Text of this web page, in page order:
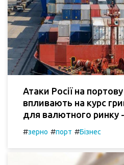
Атаки Росії на
впливають на курс
для валютного ринку
#зерно #порт #Бізнес